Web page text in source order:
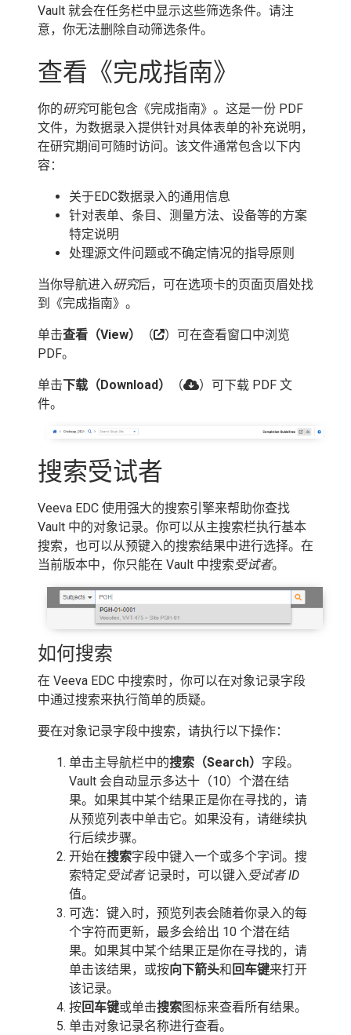
Vault 就会在任务栏中显示这些筛选条件。请注
意，你无法删除自动筛选条件。
查看《完成指南》
你的研究可能包含《完成指南》。这是一份 PDF
文件，为数据录入提供针对具体表单的补充说明，
在研究期间可随时访问。该文件通常包含以下内
容：
关于EDC数据录入的通用信息
针对表单、条目、测量方法、设备等的方案
特定说明
处理源文件问题或不确定情况的指导原则
当你导航进入研究后，可在选项卡的页面页眉处找
到《完成指南》。
单击查看（View） （
）可在查看窗口中浏览
PDF。
单击下载（Download） （
）可下载 PDF 文
件。
搜索受试者
Veeva EDC 使用强大的搜索引擎来帮助你查找
Vault 中的对象记录。你可以从主搜索栏执行基本
搜索，也可以从预键入的搜索结果中进行选择。在
当前版本中，你只能在 Vault 中搜索受试者。
如何搜索
在 Veeva EDC 中搜索时，你可以在对象记录字段
中通过搜索来执行简单的质疑。
要在对象记录字段中搜索，请执行以下操作：
单击主导航栏中的搜索（Search） 字段。
Vault 会自动显示多达十（10）个潜在结
果。如果其中某个结果正是你在寻找的，请
从预览列表中单击它。如果没有，请继续执
行后续步骤。
开始在搜索字段中键入一个或多个字词。搜
索特定受试者记录时，可以键入受试者 ID
值。
可选：键入时，预览列表会随着你录入的每
个字符而更新，最多会给出 10 个潜在结
果。如果其中某个结果正是你在寻找的，请
单击该结果，或按向下箭头和 回车键来打开
该记录。
按回车键或单击搜索图标来查看所有结果。
单击对象记录名称进行查看。